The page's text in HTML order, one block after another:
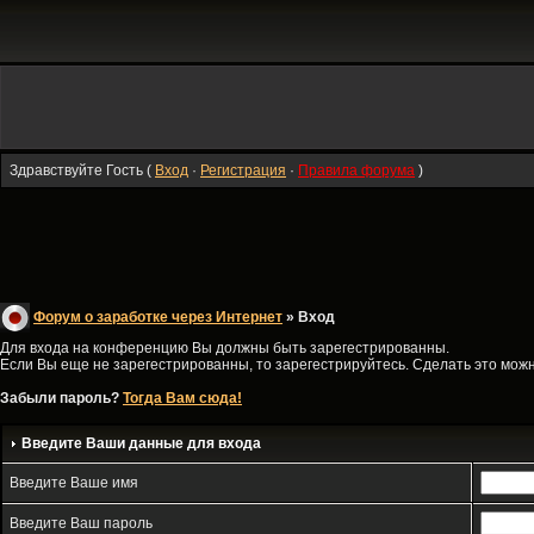
Здравствуйте Гость ( Вход · Регистрация · Правила форума )
Форум о заработке через Интернет » Вход
Для входа на конференцию Вы должны быть зарегестрированны.
Если Вы еще не зарегестрированны, то зарегестрируйтесь. Сделать это
Забыли пароль? Тогда Вам сюда!
Введите Ваши данные для входа
Введите Ваше имя
Введите Ваш пароль